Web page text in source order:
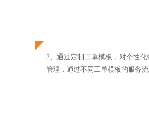
2、通过定制工单模板，对个性
管理，通过不同工单模板的服务流